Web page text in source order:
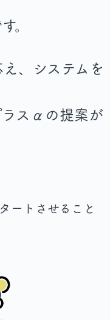
。
、システムを
ラスαの提案が
ートさせること